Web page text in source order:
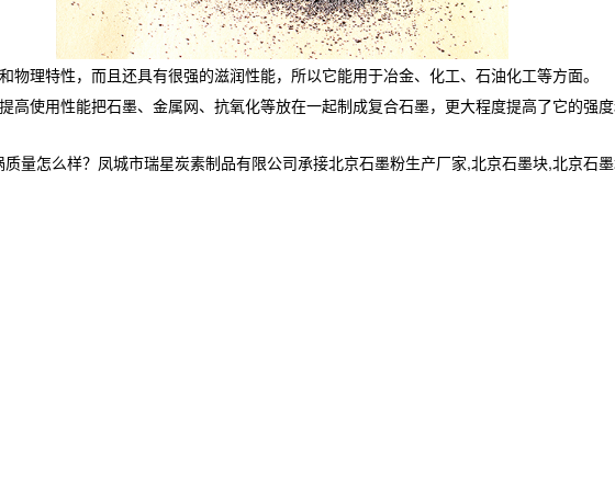
理特性，而且还具有很强的滋润性能，所以它能用于冶金、化工、石油化工等方面。
使用性能把石墨、金属网、抗氧化等放在一起制成复合石墨，更大程度提高了它的强
量怎么样？凤城市瑞星炭素制品有限公司承接北京石墨粉生产厂家,北京石墨块,北京石